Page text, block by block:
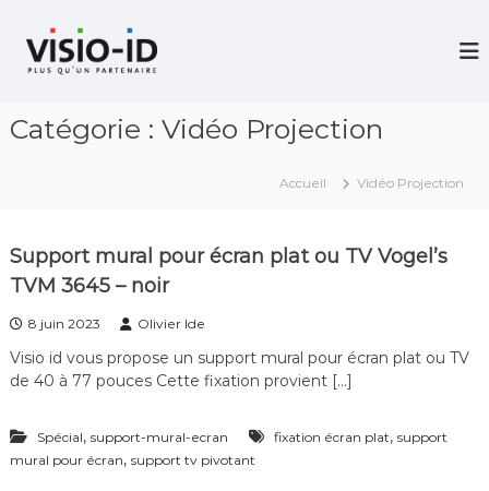
P
t
i
–
d
C
o
Catégorie : Vidéo Projection
Accueil Vidéo Projection
Support mural pour écran plat ou TV Vogel’s
TVM 3645 – noir
8 juin 2023 Olivier Ide
Visio id vous propose un support mural pour écran plat ou TV
de 40 à 77 pouces Cette fixation provient […]
Spécial, support-mural-ecran fixation écran plat, support
mural pour écran, support tv pivotant